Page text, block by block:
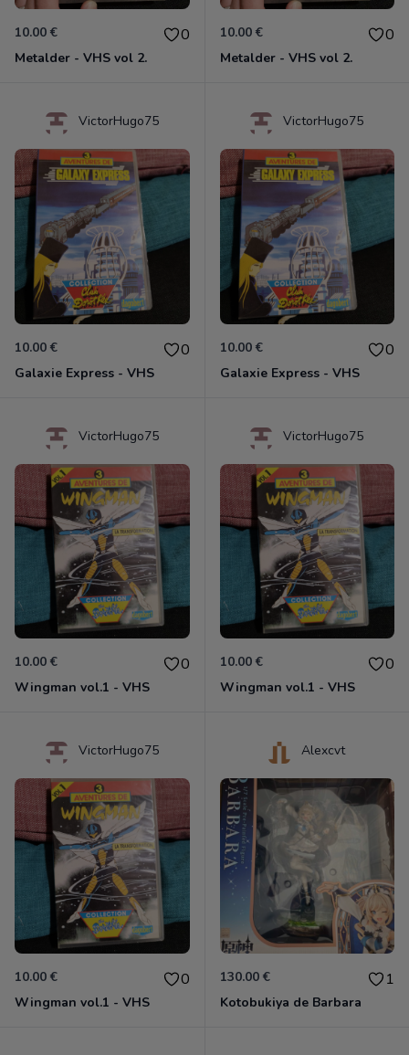
10.00 € 0
Metalder - VHS vol 2.
10.00 € 0
Metalder - VHS vol 2.
VictorHugo75
10.00 € 0
Galaxie Express - VHS
VictorHugo75
10.00 € 0
Galaxie Express - VHS
VictorHugo75
10.00 € 0
Wingman vol.1 - VHS
VictorHugo75
10.00 € 0
Wingman vol.1 - VHS
VictorHugo75
10.00 € 0
Wingman vol.1 - VHS
Alexcvt
130.00 € 1
Kotobukiya de Barbara